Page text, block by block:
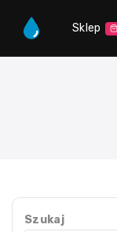
Sklep
Szukaj